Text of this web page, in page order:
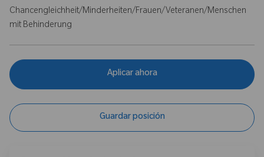
Chancengleichheit/Minderheiten/Frauen/Veteranen/Menschen
mit Behinderung
Aplicar ahora
Guardar posición